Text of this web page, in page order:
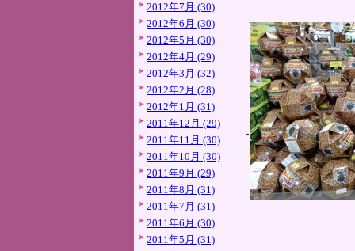
2012年7月 (30)
2012年6月 (30)
2012年5月 (30)
2012年4月 (29)
2012年3月 (32)
2012年2月 (28)
2012年1月 (31)
2011年12月 (29)
2011年11月 (30)
2011年10月 (30)
2011年9月 (29)
2011年8月 (31)
2011年7月 (31)
2011年6月 (30)
2011年5月 (31)